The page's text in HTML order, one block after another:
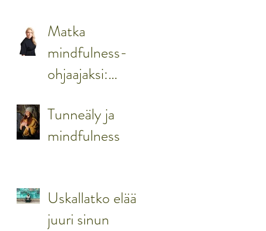
Motiivina vapaus
elää
omannäköistä
Matka
mindfulness-
ohjaajaksi:
mahdollisuuden
aidosti hyvään
Tunneäly ja
mindfulness
Uskallatko elää
juuri sinun